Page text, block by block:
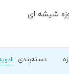
شیشه ای
دسته‌بندی :